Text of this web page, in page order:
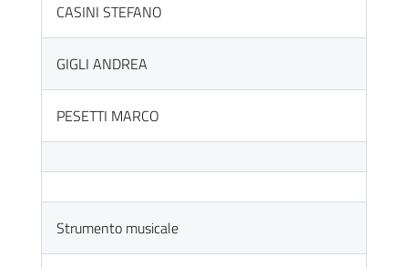
CASINI STEFANO
GIGLI ANDREA
PESETTI MARCO
Strumento musicale